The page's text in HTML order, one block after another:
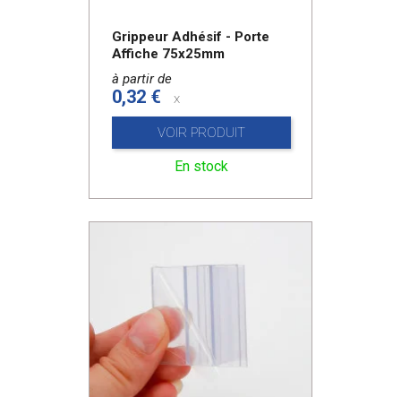
Grippeur Adhésif - Porte
Affiche 75x25mm
à partir de
0,32 € x
VOIR PRODUIT
En stock